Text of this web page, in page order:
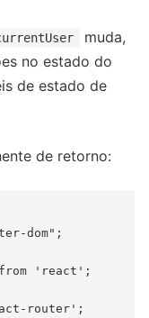
muda,
no estado do
de estado de
de retorno:
dom";
'react';
router';